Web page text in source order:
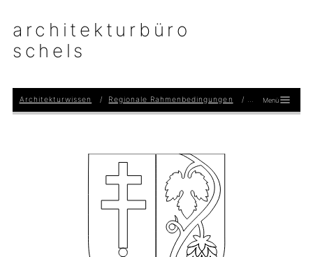
architekturbüro
schels
Architekturwissen Regionale Rahmenbedingungen Architekt im
Menü